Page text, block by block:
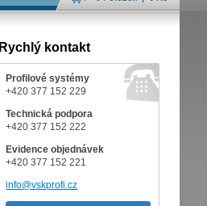
Rychlý kontakt
Profilové systémy
+420 377 152 229
Technická podpora
+420 377 152 222
Evidence objednávek
+420 377 152 221
info@vskprofi.cz